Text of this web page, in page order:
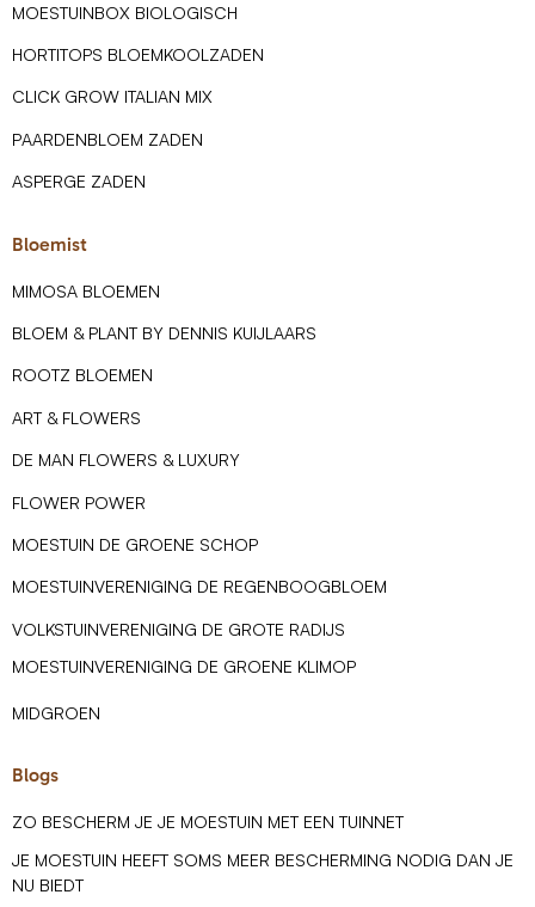
MOESTUINBOX BIOLOGISCH
HORTITOPS BLOEMKOOLZADEN
CLICK GROW ITALIAN MIX
PAARDENBLOEM ZADEN
ASPERGE ZADEN
Bloemist
MIMOSA BLOEMEN
BLOEM & PLANT BY DENNIS KUIJLAARS
ROOTZ BLOEMEN
ART & FLOWERS
DE MAN FLOWERS & LUXURY
FLOWER POWER
MOESTUIN DE GROENE SCHOP
MOESTUINVERENIGING DE REGENBOOGBLOEM
VOLKSTUINVERENIGING DE GROTE RADIJS
MOESTUINVERENIGING DE GROENE KLIMOP
MIDGROEN
Blogs
ZO BESCHERM JE JE MOESTUIN MET EEN TUINNET
JE MOESTUIN HEEFT SOMS MEER BESCHERMING NODIG DAN JE
NU BIEDT